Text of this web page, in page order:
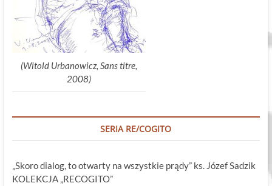
(Witold Urbanowicz, Sans titre,
2008)
SERIA RE/COGITO
„Skoro dialog, to otwarty na wszystkie prądy” ks. Józef Sadzik
KOLEKCJA „RECOGITO”